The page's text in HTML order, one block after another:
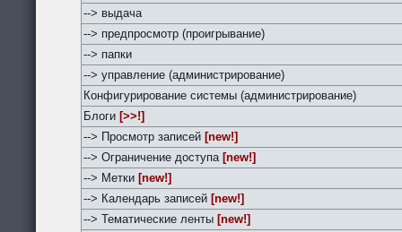
--> выдача
--> предпросмотр (проигрывание)
--> папки
--> управление (администрирование)
Конфигурирование системы (администрирование)
Блоги [>>!]
--> Просмотр записей [new!]
--> Ограничение доступа [new!]
--> Метки [new!]
--> Календарь записей [new!]
--> Тематические ленты [new!]